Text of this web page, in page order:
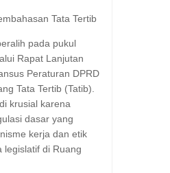
Tata Tertib
pada pukul
Rapat Lanjutan
Peraturan DPRD
Tata Tertib (Tatib).
krusial karena
dasar yang
kerja dan etik
legislatif di Ruang